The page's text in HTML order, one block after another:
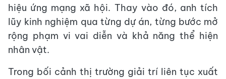
hiệu ứng mạng xã hội. Thay vào đó, anh tích
lũy kinh nghiệm qua từng dự án, từng bước mở
rộng phạm vi vai diễn và khả năng thể hiện
nhân vật.
Trong bối cảnh thị trường giải trí liên tục xuất